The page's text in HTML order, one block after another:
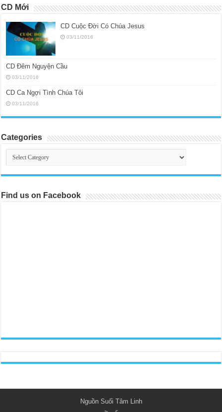
CD Mới
CD Cuộc Đời Có Chúa Jesus
03/11/2016
CD Đêm Nguyện Cầu
03/11/2016
CD Ca Ngợi Tình Chúa Tôi
03/11/2016
Categories
Categories
Find us on Facebook
Nguồn Suối Tâm Linh